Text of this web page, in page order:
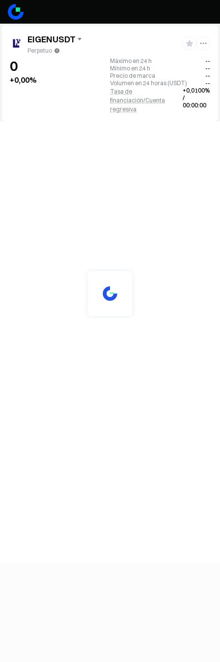
EIGENUSDT
Perpetuo
0
+0,00%
Máximo en 24 h
--
Mínimo en 24 h
--
Precio de marca
--
Volumen en 24 horas (USDT)
--
Tasa de
financiación/Cuenta
regresiva
+0,0100%
/
00:00:00